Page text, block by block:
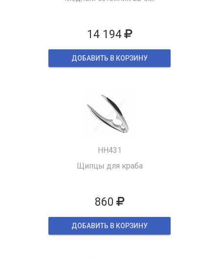
14 194
ДОБАВИТЬ В КОРЗИНУ
HH431
Щипцы для краба
860
ДОБАВИТЬ В КОРЗИНУ